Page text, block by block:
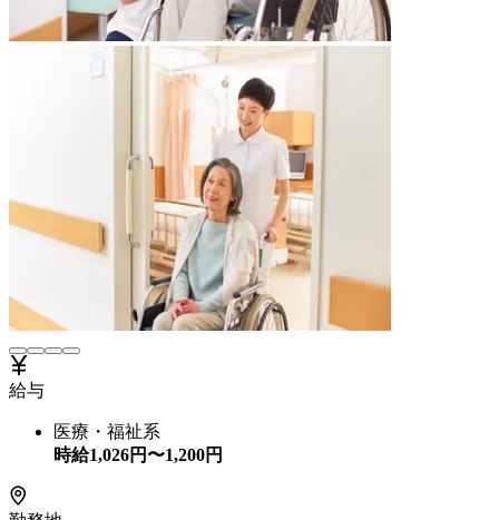
給与
医療・福祉系
時給1,026円〜1,200円